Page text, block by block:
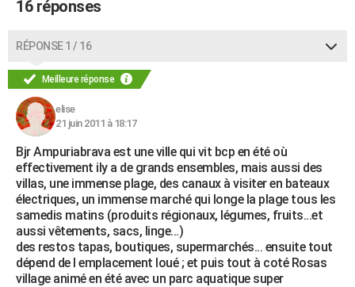
16 réponses
RÉPONSE 1 / 16
Meilleure réponse
elise
21 juin 2011 à 18:17
Bjr Ampuriabrava est une ville qui vit bcp en été où
effectivement ily a de grands ensembles, mais aussi des
villas, une immense plage, des canaux à visiter en bateaux
électriques, un immense marché qui longe la plage tous les
samedis matins (produits régionaux, légumes, fruits...et
aussi vêtements, sacs, linge...)
des restos tapas, boutiques, supermarchés... ensuite tout
dépend de l emplacement loué ; et puis tout à coté Rosas
village animé en été avec un parc aquatique super